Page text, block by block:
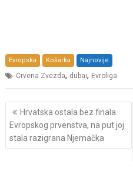
Evropska Košarka Najnovije
Crvena Zvezda, dubai, Evroliga
Post
navigation
Hrvatska ostala bez finala
Evropskog prvenstva, na put joj
stala razigrana Njemačka